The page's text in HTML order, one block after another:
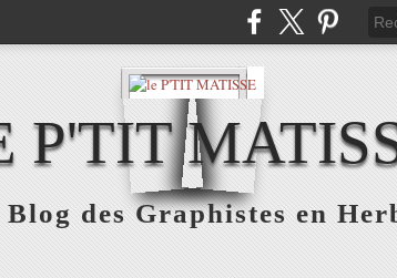
P'TIT
Blog des Graphistes en